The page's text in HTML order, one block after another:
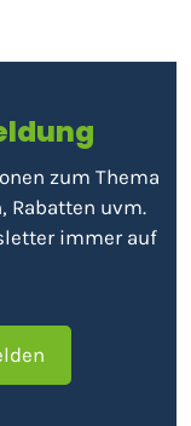
zum Thema
Rabatten uvm.
immer auf